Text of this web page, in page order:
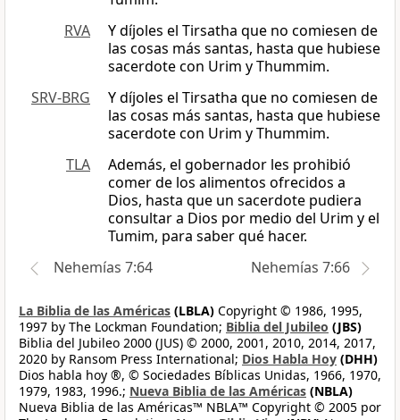
RVA
Y díjoles el Tirsatha que no comiesen de
las cosas más santas, hasta que hubiese
sacerdote con Urim y Thummim.
SRV-BRG
Y díjoles el Tirsatha que no comiesen de
las cosas más santas, hasta que hubiese
sacerdote con Urim y Thummim.
TLA
Además, el gobernador les prohibió
comer de los alimentos ofrecidos a
Dios, hasta que un sacerdote pudiera
consultar a Dios por medio del Urim y el
Tumim, para saber qué hacer.
Nehemías 7:64
Nehemías 7:66
La Biblia de las Américas (LBLA) Copyright © 1986, 1995,
1997 by The Lockman Foundation; Biblia del Jubileo (JBS)
Biblia del Jubileo 2000 (JUS) © 2000, 2001, 2010, 2014, 2017,
2020 by Ransom Press International; Dios Habla Hoy (DHH)
Dios habla hoy ®, © Sociedades Bíblicas Unidas, 1966, 1970,
1979, 1983, 1996.; Nueva Biblia de las Américas (NBLA)
Nueva Biblia de las Américas™ NBLA™ Copyright © 2005 por